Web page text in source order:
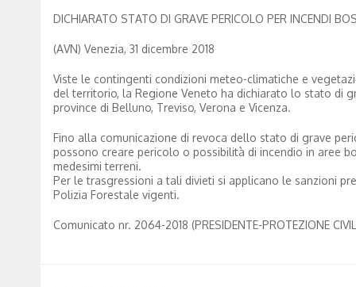
DICHIARATO STATO DI GRAVE PERICOLO PER INCENDI
(AVN) Venezia, 31 dicembre 2018
Viste le contingenti condizioni meteo-climatiche e
del territorio, la Regione Veneto ha dichiarato lo stato di
province di Belluno, Treviso, Verona e Vicenza.
Fino alla comunicazione di revoca dello stato di grave
possono creare pericolo o possibilità di incendio in aree
medesimi terreni.
Per le trasgressioni a tali divieti si applicano le sanzioni
Polizia Forestale vigenti.
Comunicato nr. 2064-2018 (PRESIDENTE-PROTEZIONE